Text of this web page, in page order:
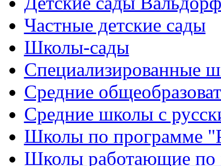
Частные детские сады
Школы-сады
Cпециализированные
Cредние
Средние школы с
Школы по программе
Школы работающие по